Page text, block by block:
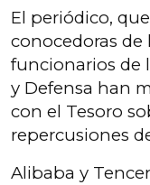
El periódico,
conocedoras de
funcionarios de
y Defensa han
con el Tesoro
repercusiones
Alibaba y